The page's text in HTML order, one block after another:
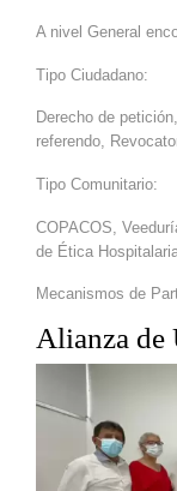
A nivel General
Tipo Ciudadano:
Derecho de
referendo,
Tipo Comunitario:
COPACOS,
de Ética
Mecanismos de
Alianza de